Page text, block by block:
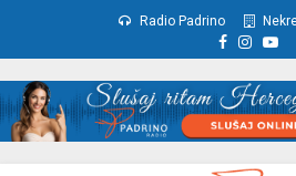
Radio Padrino
Facebook